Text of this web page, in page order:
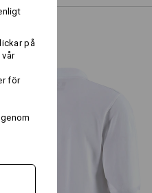
Longsleeve-Polo cotton Pocket
på
för